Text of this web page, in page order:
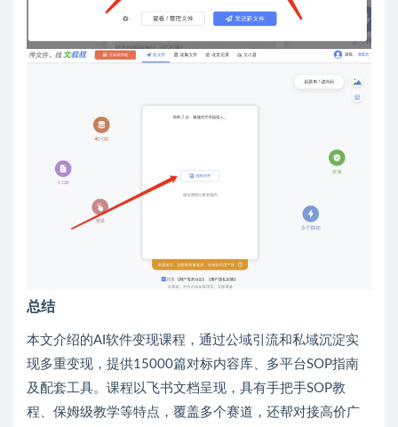
总结
本文介绍的AI软件变现课程，通过公域引流和私域沉淀实
现多重变现，提供15000篇对标内容库、多平台SOP指南
及配套工具。课程以飞书文档呈现，具有手把手SOP教
程、保姆级教学等特点，覆盖多个赛道，还帮对接高价广